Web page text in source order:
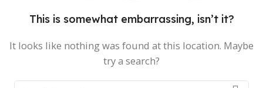
This is somewhat embarrassing, isn’t it?
It looks like nothing was found at this location. Maybe
try a search?